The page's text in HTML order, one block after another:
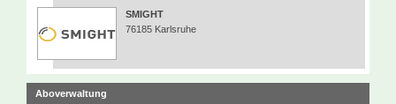
SMIGHT
76185 Karlsruhe
Aboverwaltung